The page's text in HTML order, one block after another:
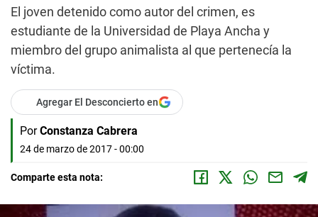
El joven detenido como autor del crimen, es
estudiante de la Universidad de Playa Ancha y
miembro del grupo animalista al que pertenecía la
víctima.
Agregar El Desconcierto en
Por Constanza Cabrera
24 de marzo de 2017 - 00:00
Comparte esta nota: